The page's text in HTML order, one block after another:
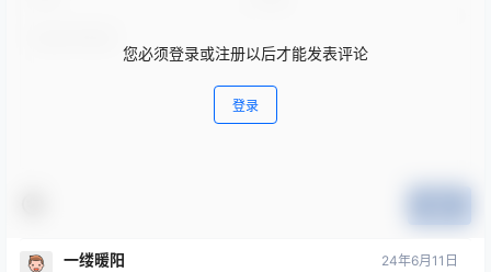
您必须登录或注册以后才能发表评论
登录
一缕暖阳 24年6月11日